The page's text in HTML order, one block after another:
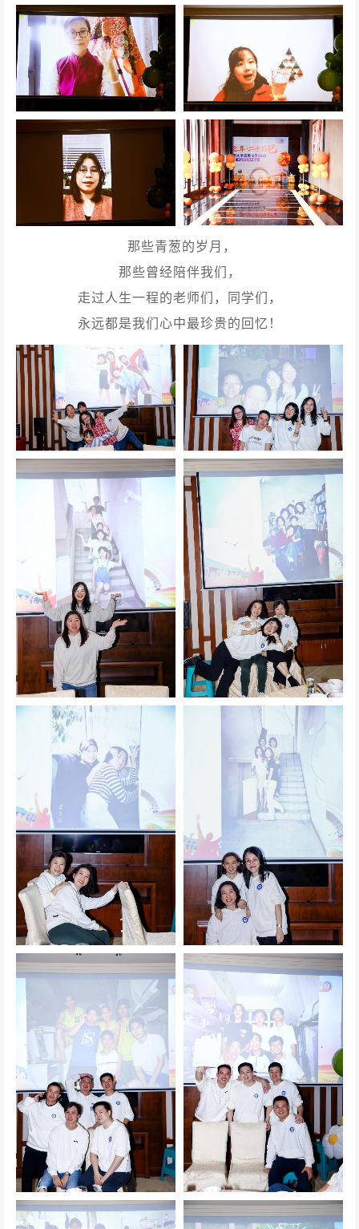
那些青葱的岁月，
那些曾经陪伴我们，
走过人生一程的老师们，同学们，
永远都是我们心中最珍贵的回忆！